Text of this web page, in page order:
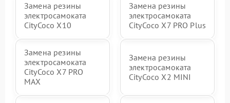
Замена резины
электросамоката
CityCoco X10
Замена резины
электросамоката
CityCoco X7 PRO Plus
Замена резины
электросамоката
CityCoco X7 PRO
MAX
Замена резины
электросамоката
CityCoco X2 MINI